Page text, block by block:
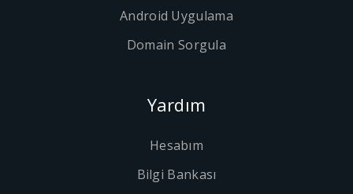
Android Uygulama
Domain Sorgula
Yardım
Hesabım
Bilgi Bankası